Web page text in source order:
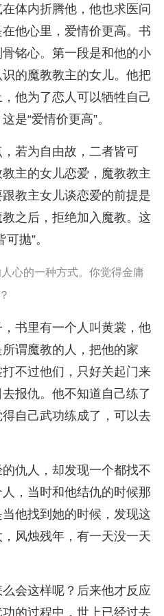
体内折腾他，他也求医问
他心里，爱情价更高。书
铭心。第一段是和他的小
的魔教教主的女儿。他把
他为了恋人可以牺牲自己
是“爱情价更高”。
若为自由故，二者皆可
主的女儿恋爱，魔教教主
教主女儿谈恋爱的前提是
之后，拒绝加入魔教。这
抛”。
心的一种方式。你觉得金庸
书里有一个人叫黄裳，他
谓魔教的人，把他的家
不过他们，只好关起门来
报仇。他不知道自己练了
自己武功练成了，可以去
仇人，却发现一个都找不
，当时和他结仇的时候那
他找到她的时候，发现这
风烛残年，有一天没一天
会这样呢？后来他才反应
的过程中，世上已经过去